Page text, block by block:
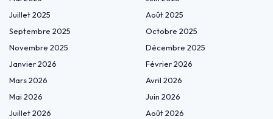
Juillet 2025
Août 2025
Septembre 2025
Octobre 2025
Novembre 2025
Décembre 2025
Janvier 2026
Février 2026
Mars 2026
Avril 2026
Mai 2026
Juin 2026
Juillet 2026
Août 2026